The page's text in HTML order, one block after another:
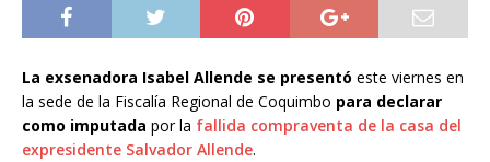
La exsenadora Isabel Allende se presentó este viernes en
la sede de la Fiscalía Regional de Coquimbo para declarar
como imputada por la fallida compraventa de la casa del
expresidente Salvador Allende.